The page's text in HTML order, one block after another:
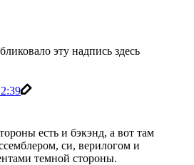
эту надпись здесь
есть и бэкэнд, а вот там
си, верилогом и
темной стороны.